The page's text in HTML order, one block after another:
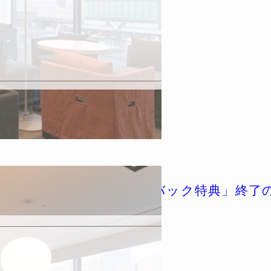
ズクラブ「キャッシュバック特典」終了